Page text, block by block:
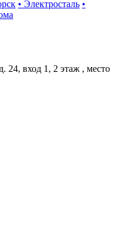
• Электросталь •
24, вход 1, 2 этаж , место